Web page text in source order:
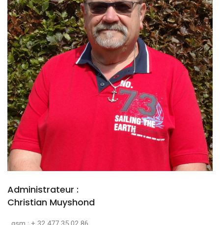
Administrateur :
Christian Muyshond